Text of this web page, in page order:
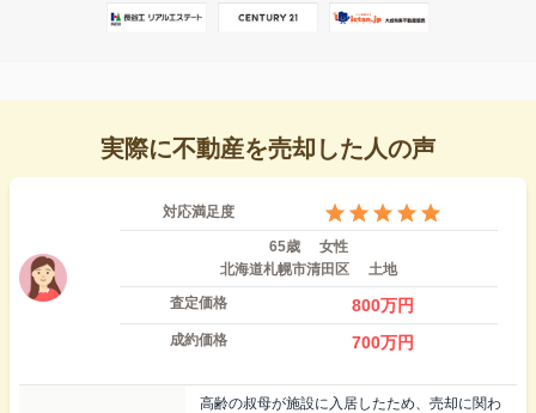
実際に不動産を売却した人の声
対応満足度
65歳
女性
北海道札幌市清田区
土地
査定価格
800万円
成約価格 700万円
高齢の叔母が施設に入居したため、売却に関わ